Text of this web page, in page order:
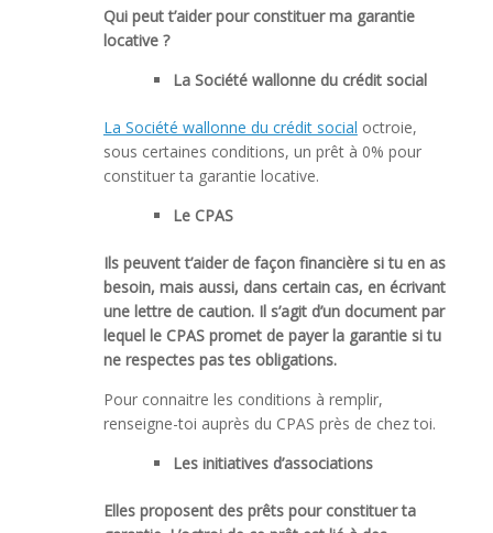
Qui peut t’aider pour constituer ma garantie
locative ?
La Société wallonne du crédit social
La Société wallonne du crédit social octroie,
sous certaines conditions, un prêt à 0% pour
constituer ta garantie locative.
Le CPAS
Ils peuvent t’aider de façon financière si tu en as
besoin, mais aussi, dans certain cas, en écrivant
une lettre de caution. Il s’agit d’un document par
lequel le CPAS promet de payer la garantie si tu
ne respectes pas tes obligations.
Pour connaitre les conditions à remplir,
renseigne-toi auprès du CPAS près de chez toi.
Les initiatives d’associations
Elles proposent des prêts pour constituer ta